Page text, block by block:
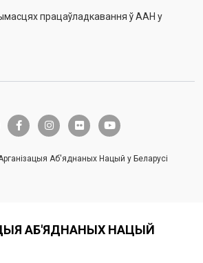
працаўладкавання ў ААН у
x facebook-finstagramflickr youtube
Аб'яднаных Нацый у Беларусі
АБ'ЯДНАНЫХ НАЦЫЙ